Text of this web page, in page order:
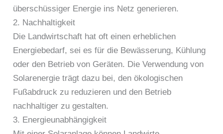
überschüssiger Energie ins Netz generieren.
2. Nachhaltigkeit
Die Landwirtschaft hat oft einen erheblichen
Energiebedarf, sei es für die Bewässerung, Kühlung
oder den Betrieb von Geräten. Die Verwendung von
Solarenergie trägt dazu bei, den ökologischen
Fußabdruck zu reduzieren und den Betrieb
nachhaltiger zu gestalten.
3. Energieunabhängigkeit